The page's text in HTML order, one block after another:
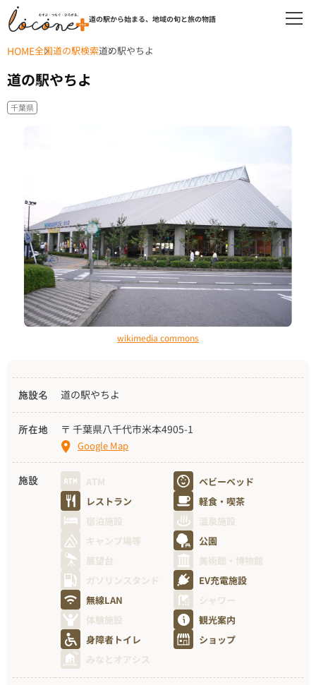
道の駅から始まる、地域の旬と旅の物語
HOME全国道の駅検索道の駅やちよ
道の駅やちよ
千葉県
wikimedia commons
施設名 道の駅やちよ
所在地 〒 千葉県八千代市米本4905-1
Google Map
施設 ATM
ベビーベッド
レストラン
軽食・喫茶
宿泊施設
温泉施設
キャンプ場等
公園
展望台
美術館・博物館
ガソリンスタンド
EV充電施設
無線LAN
シャワー
体験施設
観光案内
身障者トイレ
ショップ
みなとオアシス